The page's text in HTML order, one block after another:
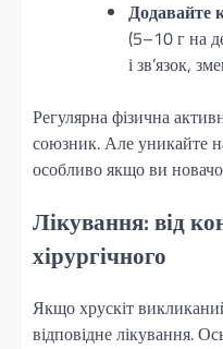
Додавайте
(5–10 г на
і зв’язок,
Регулярна фізична
союзник. Але уникайте
особливо якщо ви
Лікування: від
хірургічного
Якщо хрускіт
відповідне лікування.